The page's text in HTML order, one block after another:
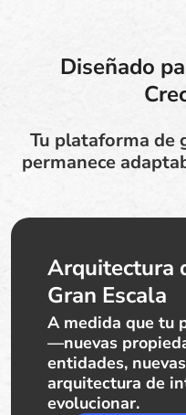
Diseñado
Tu plataforma de
permanece
Arquitectura
Gran Escala
A medida que tu
—nuevas
entidades,
arquitectura de
evolucionar.